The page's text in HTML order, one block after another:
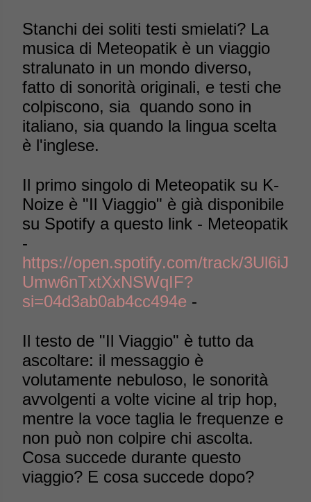
Stanchi dei soliti testi smielati? La
musica di Meteopatik è un viaggio
stralunato in un mondo diverso,
fatto di sonorità originali, e testi che
colpiscono, sia quando sono in
italiano, sia quando la lingua scelta
è l'inglese.
Il primo singolo di Meteopatik su K-
Noize è "Il Viaggio" è già disponibile
su Spotify a questo link - Meteopatik
-
https://open.spotify.com/track/3Ul6iJ
Umw6nTxtXxNSWqIF?
si=04d3ab0ab4cc494e -
Il testo de "Il Viaggio" è tutto da
ascoltare: il messaggio è
volutamente nebuloso, le sonorità
avvolgenti a volte vicine al trip hop,
mentre la voce taglia le frequenze e
non può non colpire chi ascolta.
Cosa succede durante questo
viaggio? E cosa succede dopo?